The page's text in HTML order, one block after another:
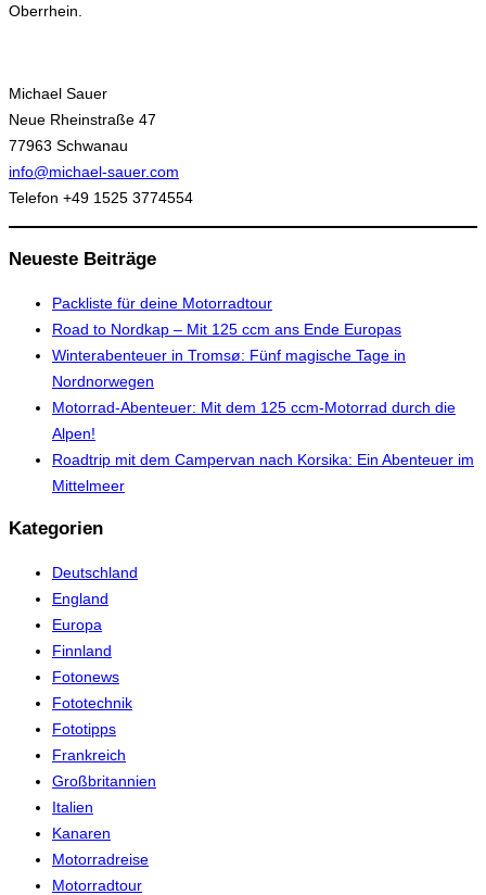
Oberrhein.
Michael Sauer
Neue Rheinstraße 47
77963 Schwanau
info@michael-sauer.com
Telefon +49 1525 3774554
Neueste Beiträge
Packliste für deine Motorradtour
Road to Nordkap – Mit 125 ccm ans Ende Europas
Winterabenteuer in Tromsø: Fünf magische Tage in
Nordnorwegen
Motorrad-Abenteuer: Mit dem 125 ccm-Motorrad durch die
Alpen!
Roadtrip mit dem Campervan nach Korsika: Ein Abenteuer im
Mittelmeer
Kategorien
Deutschland
England
Europa
Finnland
Fotonews
Fototechnik
Fototipps
Frankreich
Großbritannien
Italien
Kanaren
Motorradreise
Motorradtour